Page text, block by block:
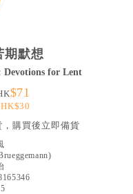
期默想
for Lent
$71
HK$30
購買後立即備貨
)